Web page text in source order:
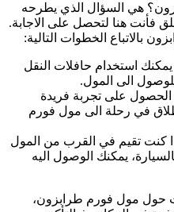
هي السؤال الذي يطرحه
فأنت هنا لتحصل على الاجابة.
بالاتباع الخطوات التالية:
يمكنك استخدام حافلات النقل
الى المول.
الحصول على تجربة فريدة
في رحلة الى مول فورم
كنت تقيم في القرب من المول
يمكنك الوصول اليه
حول مول فورم طرابزون،